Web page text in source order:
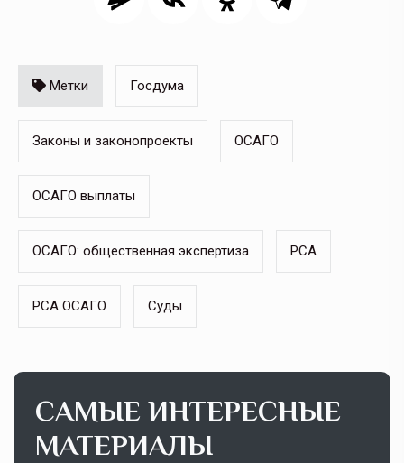
Метки Госдума
Законы и законопроекты ОСАГО
ОСАГО выплаты
ОСАГО: общественная экспертиза РСА
РСА ОСАГО Суды
САМЫЕ ИНТЕРЕСНЫЕ
МАТЕРИАЛЫ